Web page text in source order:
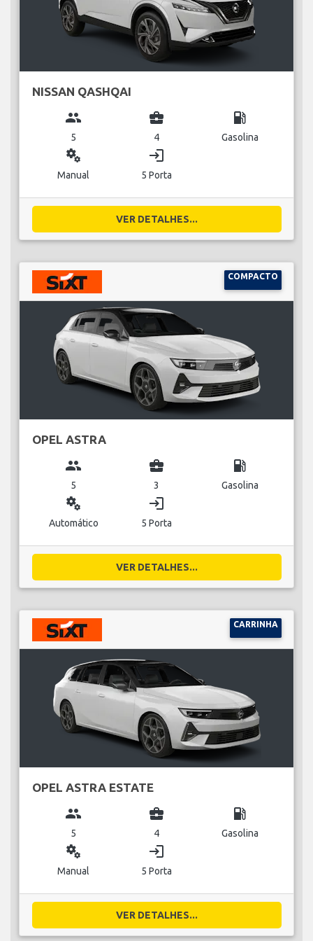
NISSAN QASHQAI
group
5
business_center
4
local_gas_station
Gasolina
miscellaneous_services
Manual
login
5 Porta
VER DETALHES...
COMPACTO
OPEL ASTRA
group
5
business_center
3
local_gas_station
Gasolina
miscellaneous_services
Automático
login
5 Porta
VER DETALHES...
CARRINHA
OPEL ASTRA ESTATE
group
5
business_center
4
local_gas_station
Gasolina
miscellaneous_services
Manual
login
5 Porta
VER DETALHES...